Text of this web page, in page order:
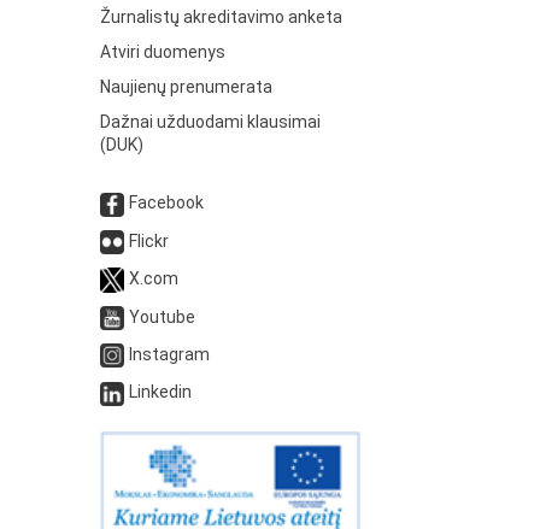
Žurnalistų akreditavimo anketa
Atviri duomenys
Naujienų prenumerata
Dažnai užduodami klausimai
(DUK)
Facebook
Flickr
X.com
Youtube
Instagram
Linkedin